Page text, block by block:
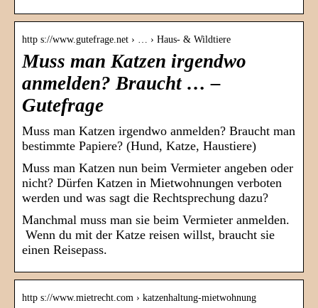
http s://www.gutefrage.net › … › Haus- & Wildtiere
Muss man Katzen irgendwo
anmelden? Braucht … –
Gutefrage
Muss man Katzen irgendwo anmelden? Braucht man
bestimmte Papiere? (Hund, Katze, Haustiere)
Muss man Katzen nun beim Vermieter angeben oder
nicht? Dürfen Katzen in Mietwohnungen verboten
werden und was sagt die Rechtsprechung dazu?
Manchmal muss man sie beim Vermieter anmelden.
Wenn du mit der Katze reisen willst, braucht sie
einen Reisepass.
http s://www.mietrecht.com › katzenhaltung-mietwohnung